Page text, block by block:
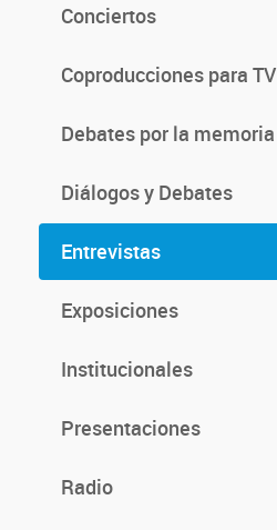
Conciertos
Coproducciones para TV
Debates por la memoria
Diálogos y Debates
Entrevistas
Exposiciones
Institucionales
Presentaciones
Radio